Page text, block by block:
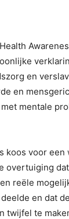
en
en
mentale
voor een
overtuiging
reële
en dat
twijfel te